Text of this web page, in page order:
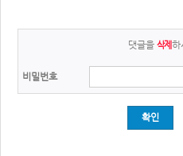
댓글을삭제 하
비밀번호
확인